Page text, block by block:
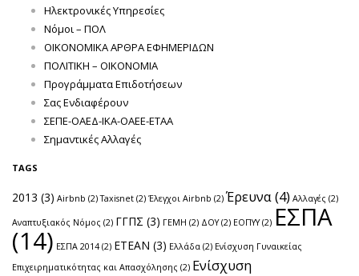
Ηλεκτρονικές Υπηρεσίες
Νόμοι – ΠΟΛ
ΟΙΚΟΝΟΜΙΚΑ ΑΡΘΡΑ ΕΦΗΜΕΡΙΔΩΝ
ΠΟΛΙΤΙΚΗ – ΟΙΚΟΝΟΜΙΑ
Προγράμματα Επιδοτήσεων
Σας Ενδιαφέρουν
ΣΕΠΕ-ΟΑΕΔ-ΙΚΑ-ΟΑΕΕ-ΕΤΑΑ
Σημαντικές Αλλαγές
TAGS
2013 (3) Airbnb (2) Taxisnet (2) Έλεγχοι Airbnb (2) Έρευνα(4) Αλλαγές (2)
Αναπτυξιακός Νόμος (2) ΓΓΠΣ (3) ΓΕΜΗ (2) ΔΟΥ(2) ΕΟΠΥΥ(2) ΕΣΠΑ
(14) ΕΣΠΑ 2014 (2) ΕΤΕΑΝ (3) Ελλάδα (2) Ενίσχυση Γυναικείας
Επιχειρηματικότητας και Απασχόλησης (2) Ενίσχυση